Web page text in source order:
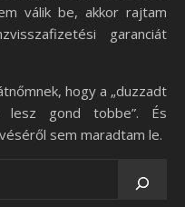
válik be, akkor rajtam
garanciát
hogy a „duzzadt
lesz gond tobbe”. És
sem maradtam le.